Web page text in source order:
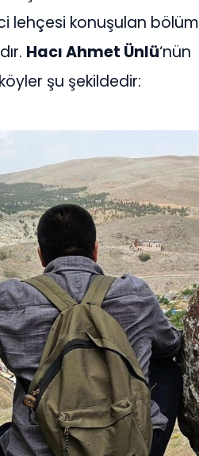
lehçesi konuşulan
Hacı Ahmet Ünlü‘nün
şu şekildedir: